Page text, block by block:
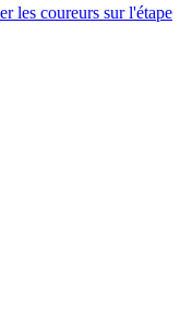
les coureurs sur l'étape